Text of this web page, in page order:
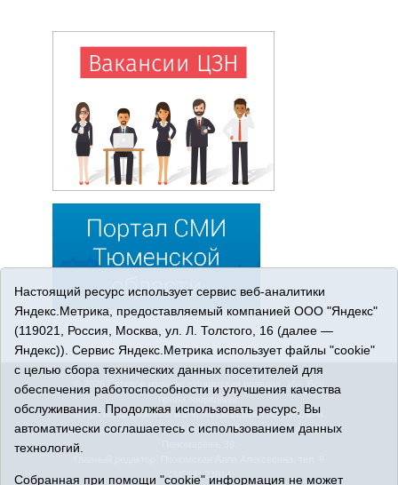
© 2026 Сетевое издание «Ишимская правда». 16+. Все
права защищены.
© При использовании материалов ссылка обязательна.
Адрес редакции: 627750 Тюменская область, г. Ишим, ул.
(34551) 23814
Настоящий ресурс использует сервис веб-аналитики
Яндекс.Метрика, предоставляемый компанией ООО "Яндекс"
(119021, Россия, Москва, ул. Л. Толстого, 16 (далее —
Яндекс)). Сервис Яндекс.Метрика использует файлы "cookie"
с целью сбора технических данных посетителей для
обеспечения работоспособности и улучшения качества
обслуживания. Продолжая использовать ресурс, Вы
автоматически соглашаетесь с использованием данных
технологий.
Собранная при помощи "cookie" информация не может